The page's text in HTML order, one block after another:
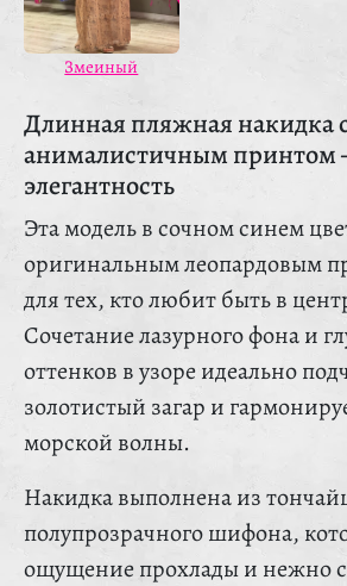
Змеиный
Длинная пляжная накидка
анималистичным принтом
элегантность
Эта модель в сочном синем
оригинальным леопардовым
для тех, кто любит быть в
Сочетание лазурного фона и
оттенков в узоре идеально
золотистый загар и
морской волны.
Накидка выполнена из
полупрозрачного шифона,
ощущение прохлады и нежно